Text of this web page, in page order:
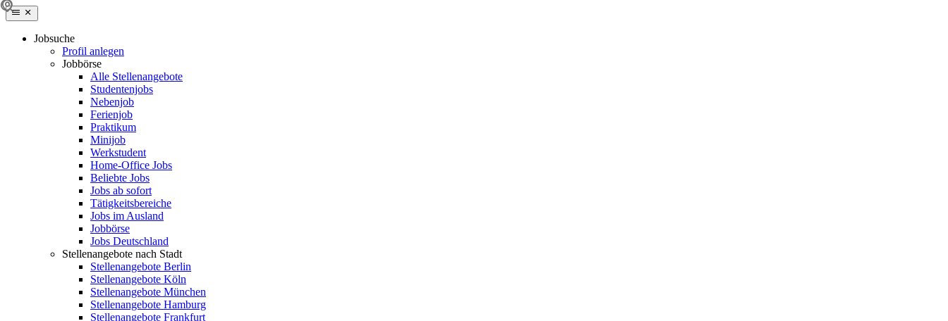
Jobsuche
Profil anlegen
Jobbörse
Alle Stellenangebote
Studentenjobs
Nebenjob
Ferienjob
Praktikum
Minijob
Werkstudent
Home-Office Jobs
Beliebte Jobs
Jobs ab sofort
Tätigkeitsbereiche
Jobs im Ausland
Jobbörse
Jobs Deutschland
Stellenangebote nach Stadt
Stellenangebote Berlin
Stellenangebote Köln
Stellenangebote München
Stellenangebote Hamburg
Stellenangebote Frankfurt